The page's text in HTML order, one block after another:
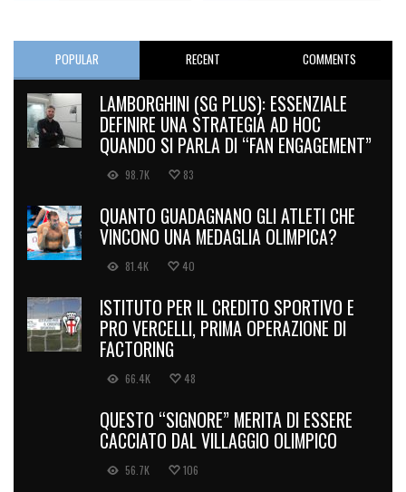
POPULAR RECENT COMMENTS
LAMBORGHINI (SG PLUS): ESSENZIALE
DEFINIRE UNA STRATEGIA AD HOC
QUANDO SI PARLA DI “FAN ENGAGEMENT”
98.7K 83
QUANTO GUADAGNANO GLI ATLETI CHE
VINCONO UNA MEDAGLIA OLIMPICA?
81.4K 40
ISTITUTO PER IL CREDITO SPORTIVO E
PRO VERCELLI, PRIMA OPERAZIONE DI
FACTORING
66.4K 48
QUESTO “SIGNORE” MERITA DI ESSERE
CACCIATO DAL VILLAGGIO OLIMPICO
56.7K 106